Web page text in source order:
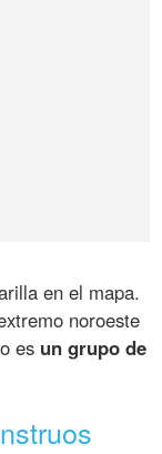
en el mapa.
noroeste
es un grupo de